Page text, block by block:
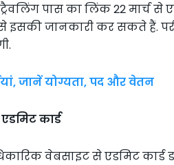
पास का लिंक 22 मार्च से
जानकारी कर सकते हैं.
जानें योग्यता, पद और वेतन
कार्ड
वेबसाइट से एडमिट